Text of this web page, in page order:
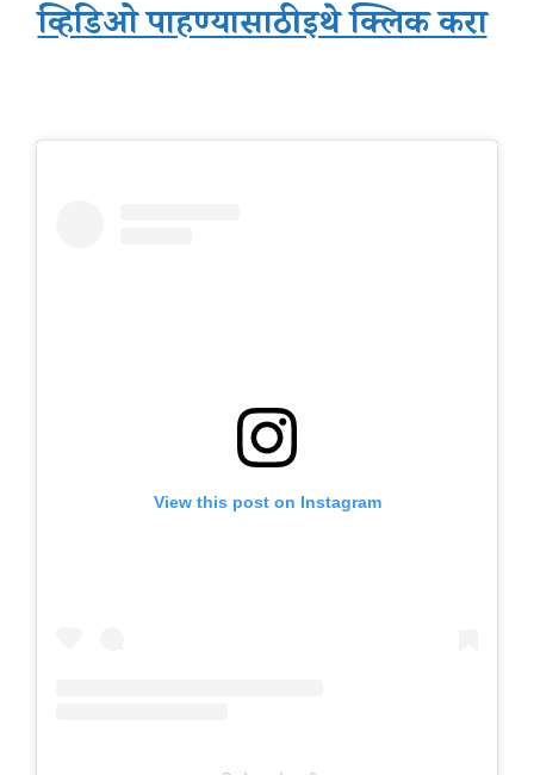
व्हिडिओ पाहण्यासाठी इथे क्लिक करा
View this post on Instagram